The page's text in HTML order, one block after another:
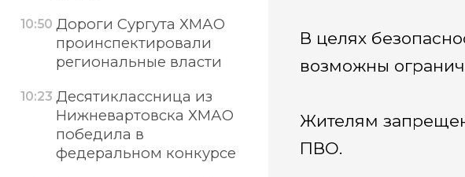
В целях
возможны
Жителям
ПВО.
10:50 Дороги Сургута ХМАО
проинспектировали
региональные власти
10:23 Десятиклассница из
Нижневартовска ХМАО
победила в
федеральном конкурсе